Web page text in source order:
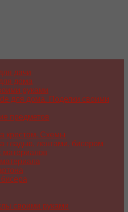
дачи
дома
руками
для дома. Поделки своими
предметов
крестом. Схемы
гладью, лентами, бисером
материалов
своими руками